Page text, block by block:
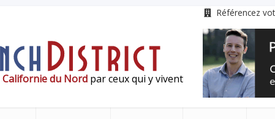
Référencez
Californie du Nord par ceux qui y vivent